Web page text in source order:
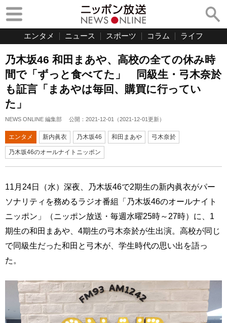
エンタメ ニュース スポーツ コラム ライフ
乃木坂46 和田まあや、高校の全ての休み時
間で「ずっと食べてた」 同級生・弓木奈於
も証言「まあやは毎回、購買に行ってい
た」
NEWS ONLINE 編集部 公開： 2021-12-01 （2021-12-01更新）
エンタメ 新内眞衣 乃木坂46 和田まあや 弓木奈於
乃木坂46のオールナイトニッポン
11月24日（水）深夜、乃木坂46で2期生の新内眞衣がパー
ソナリティを務めるラジオ番組「乃木坂46のオールナイト
ニッポン」（ニッポン放送・毎週水曜25時～27時）に、1
期生の和田まあや、4期生の弓木奈於が生出演。高校が同じ
で同級生だった和田と弓木が、学生時代の思い出を語っ
た。